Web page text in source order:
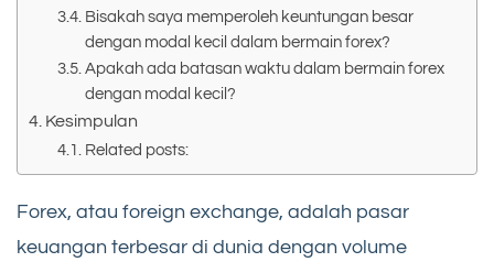
Bisakah saya memperoleh keuntungan besar
dengan modal kecil dalam bermain forex?
Apakah ada batasan waktu dalam bermain forex
dengan modal kecil?
Kesimpulan
Related posts:
Forex, atau foreign exchange, adalah pasar
keuangan terbesar di dunia dengan volume